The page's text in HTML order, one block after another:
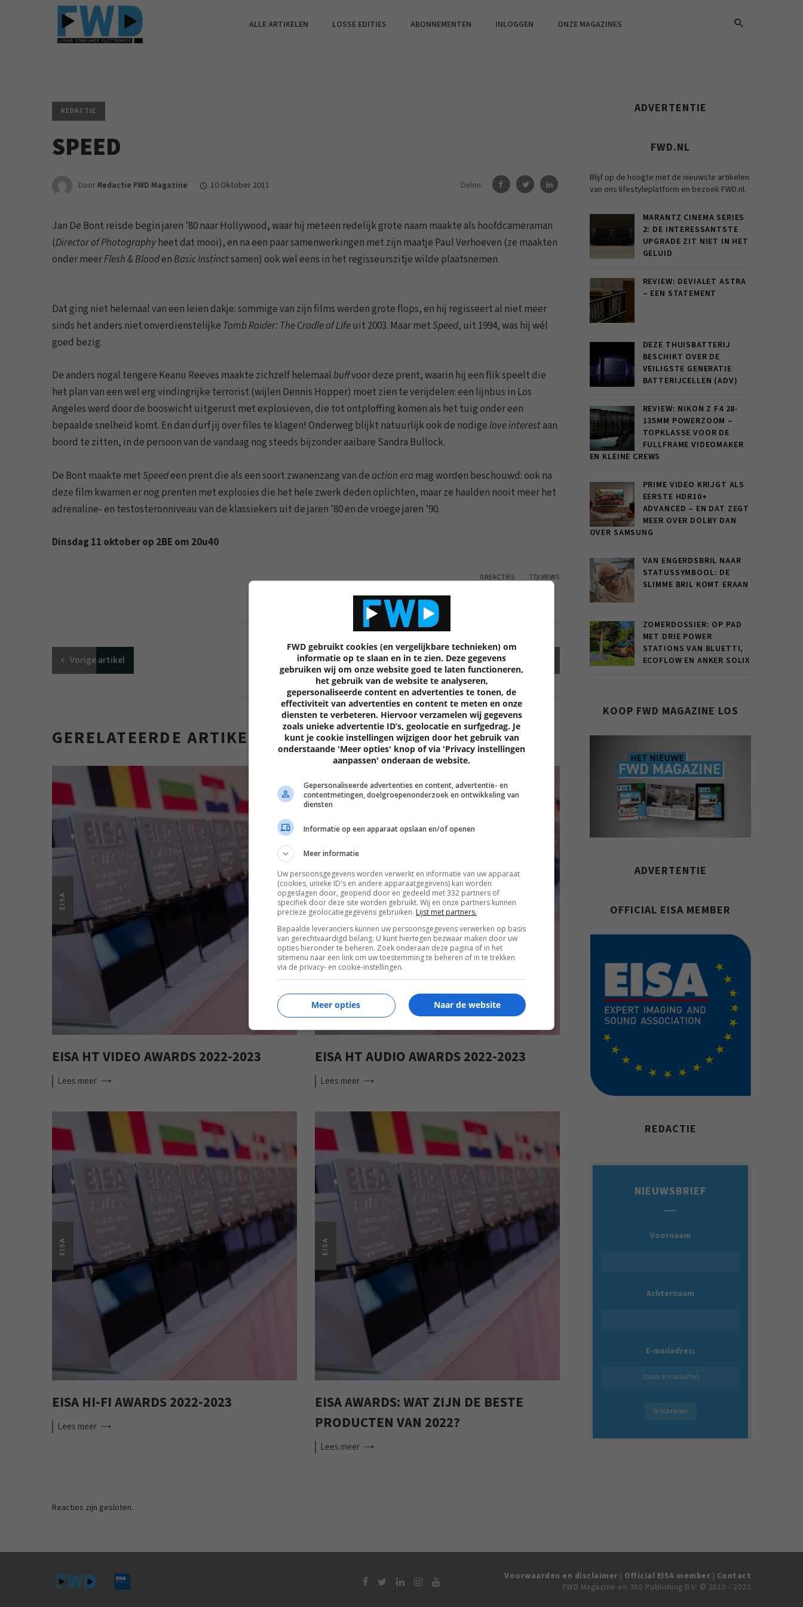
ALLE ARTIKELEN LOSSE EDITIES ABONNEMENTEN INLOGGEN ONZE MAGAZINES
REDACTIE
SPEED
Door Redactie FWD Magazine 10 Oktober 2011 Delen:
Jan De Bont reisde begin jaren ’80 naar Hollywood, waar hij meteen redelijk grote naam maakte als hoofdcameraman
(Director of Photographyheet dat mooi), en na een paar samenwerkingen met zijn maatje Paul Verhoeven (ze maakten
onder meerFlesh & BloodenBasic Instinctsamen) ook wel eens in het regisseurszitje wilde plaatsnemen.
Dat ging niet helemaal van een leien dakje: sommige van zijn films werden grote flops, en hij regisseert al niet meer
sinds het anders niet onverdienstelijke Tomb Raider: The Cradle of Lifeuit 2003. Maar metSpeed, uit 1994, was hij wél
goed bezig.
De anders nogal tengere Keanu Reeves maakte zichzelf helemaalbuffvoor deze prent, waarin hij een flik speelt die
het plan van een wel erg vindingrijke terrorist (wijlen Dennis Hopper) moet zien te verijdelen: een lijnbus in Los
Angeles werd door de booswicht uitgerust met explosieven, die tot ontploffing komen als het tuig onder een
bepaalde snelheid komt. En dan durf jij over files te klagen! Onderweg blijkt natuurlijk ook de nodige love interestaan
boord te zitten, in de persoon van de vandaag nog steeds bijzonder aaibare Sandra Bullock.
De Bont maakte metSpeedeen prent die als een soort zwanenzang van deaction eramag worden beschouwd: ook na
deze film kwamen er nog prenten met explosies die het hele zwerk deden oplichten, maar ze haalden nooit meer het
adrenaline- en testosteronniveau van de klassiekers uit de jaren ’80 en de vroege jaren ’90.
Dinsdag 11 oktober op 2BE om 20u40
0 REACTIES 773 VIEWS
Vorigeartikel Volgende
GERELATEERDE ARTIKELEN
EISA
EISA HT VIDEO AWARDS 2022-2023
Lees meer
EISA
EISA HT AUDIO AWARDS 2022-2023
Lees meer
EISA
EISA HI-FI AWARDS 2022-2023
Lees meer
EISA
EISA AWARDS: WAT ZIJN DE BESTE
PRODUCTEN VAN 2022?
Lees meer
Reacties zijn gesloten.
ADVERTENTIE
FWD.NL
Blijf op de hoogte met de nieuwste artikelen
van ons lifestyleplatform en bezoek FWD.nl.
MARANTZ CINEMA SERIES
2: DE INTERESSANTSTE
UPGRADE ZIT NIET IN HET
GELUID
REVIEW: DEVIALET ASTRA
– EEN STATEMENT
DEZE THUISBATTERIJ
BESCHIKT OVER DE
VEILIGSTE GENERATIE
BATTERIJCELLEN (ADV)
REVIEW: NIKON Z F4 28-
135MM POWERZOOM –
TOPKLASSE VOOR DE
FULLFRAME VIDEOMAKER
EN KLEINE CREWS
PRIME VIDEO KRIJGT ALS
EERSTE HDR10+
ADVANCED – EN DAT ZEGT
MEER OVER DOLBY DAN
OVER SAMSUNG
VAN ENGERDSBRIL NAAR
STATUSSYMBOOL: DE
SLIMME BRIL KOMT ERAAN
ZOMERDOSSIER: OP PAD
MET DRIE POWER
STATIONS VAN BLUETTI,
ECOFLOW EN ANKER SOLIX
KOOP FWD MAGAZINE LOS
ADVERTENTIE
OFFICIAL EISA MEMBER
REDACTIE
NIEUWSBRIEF
Voornaam
Achternaam
E-mailadres:
Voorwaarden en disclaimer | Official EISA member | Contact
FWD Magazine en 360 Publishing B.V. © 2010 - 2022
FWD gebruikt cookies (en vergelijkbare technieken) om
informatie op te slaan en in te zien. Deze gegevens
gebruiken wij om onze website goed te laten functioneren,
het gebruik van de website te analyseren,
gepersonaliseerde content en advertenties te tonen, de
effectiviteit van advertenties en content te meten en onze
diensten te verbeteren. Hiervoor verzamelen wij gegevens
zoals unieke advertentie ID’s, geolocatie en surfgedrag. Je
kunt je cookie instellingen wijzigen door het gebruik van
onderstaande 'Meer opties' knop of via 'Privacy instellingen
aanpassen' onderaan de website.
Gepersonaliseerde advertenties en content, advertentie- en
contentmetingen, doelgroepenonderzoek en ontwikkeling van
diensten
Informatie op een apparaat opslaan en/of openen
Meer informatie
Uw persoonsgegevens worden verwerkt en informatie van uw apparaat
(cookies, unieke ID's en andere apparaatgegevens) kan worden
opgeslagen door, geopend door en gedeeld met 332 partners of
specifiek door deze site worden gebruikt. Wij en onze partners kunnen
precieze geolocatiegegevens gebruiken. Lijst met partners.
Bepaalde leveranciers kunnen uw persoonsgegevens verwerken op basis
van gerechtvaardigd belang. U kunt hiertegen bezwaar maken door uw
opties hieronder te beheren. Zoek onderaan deze pagina of in het
sitemenu naar een link om uw toestemming te beheren of in te trekken
via de privacy- en cookie-instellingen.
Naar de website
Meer opties